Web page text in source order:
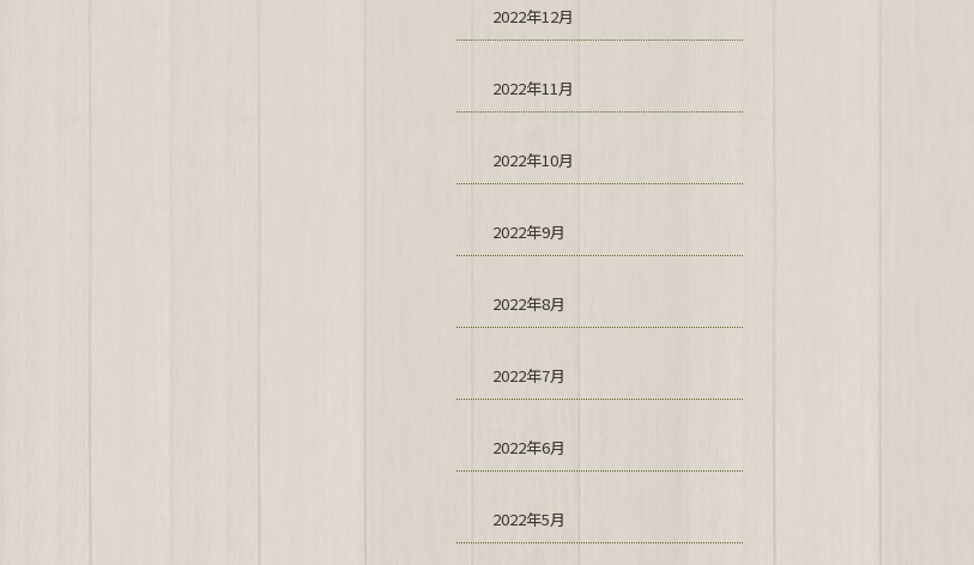
2022年12月
2022年11月
2022年10月
2022年9月
2022年8月
2022年7月
2022年6月
2022年5月